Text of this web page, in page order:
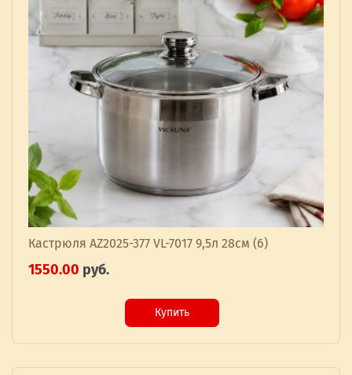
Кастрюля AZ2025-377 VL-7017 9,5л 28см (6)
1550.00 руб.
Купить